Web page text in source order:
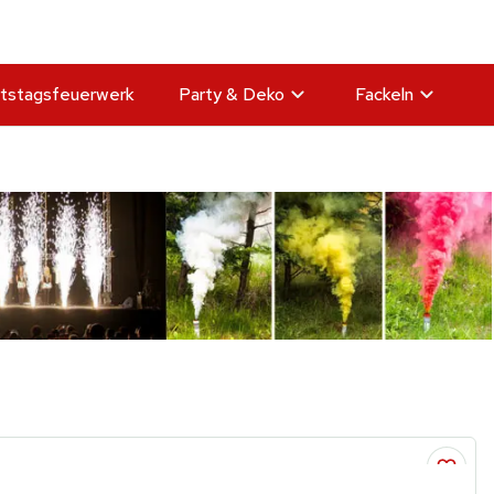
Party & Deko Fackeln